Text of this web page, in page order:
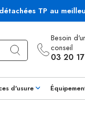
TP au
Besoin
conseil
03 20
d'usure